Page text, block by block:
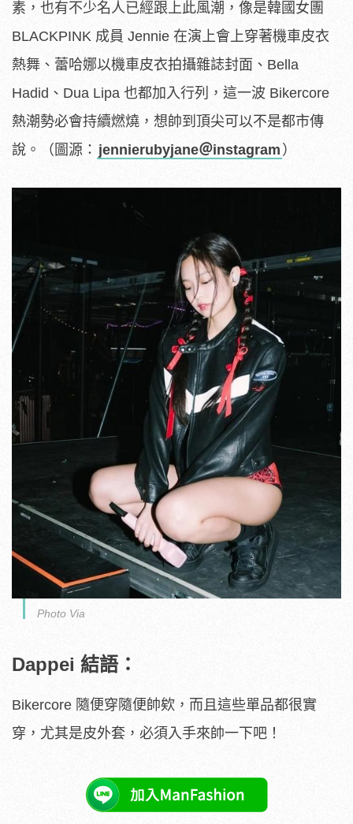
素，也有不少名人已經跟上此風潮，像是韓國女團
BLACKPINK 成員 Jennie 在演上會上穿著機車皮衣
熱舞、蕾哈娜以機車皮衣拍攝雜誌封面、Bella
Hadid、Dua Lipa 也都加入行列，這一波 Bikercore
熱潮勢必會持續燃燒，想帥到頂尖可以不是都市傳
說。（圖源： jennierubyjane＠instagram ）
Photo Via
Dappei 結語：
Bikercore 隨便穿隨便帥欸，而且這些單品都很實
穿，尤其是皮外套，必須入手來帥一下吧！